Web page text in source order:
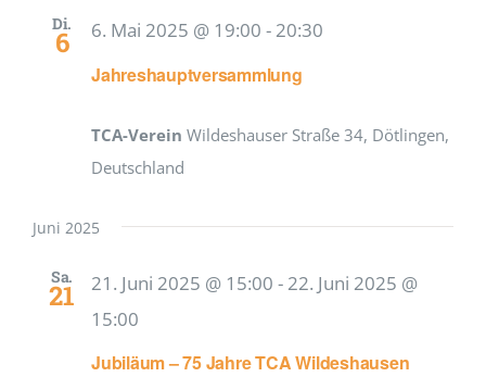
Di.
6
Jahreshauptversammlung
6. Mai 2025 @ 19:00 - 20:30
TCA-Verein Wildeshauser Straße 34, Dötlingen,
Deutschland
Juni 2025
Sa.
21
Jubiläum – 75 Jahre TCA Wildeshausen
21. Juni 2025 @ 15:00 - 22. Juni 2025 @
15:00